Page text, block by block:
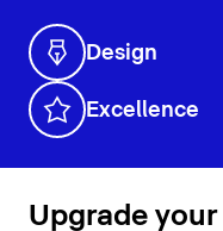
Design
Excellence
Upgrade